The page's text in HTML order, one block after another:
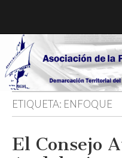
de la
Prensa
ETIQUETA: ENFOQUE
El Consejo